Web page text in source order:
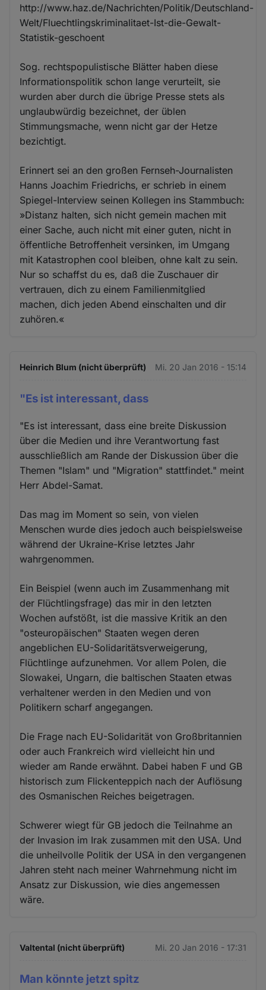
http://www.haz.de/Nachrichten/Politik/Deutschland-
Welt/Fluechtlingskriminalitaet-Ist-die-Gewalt-
Statistik-geschoent
Sog. rechtspopulistische Blätter haben diese
Informationspolitik schon lange verurteilt, sie
wurden aber durch die übrige Presse stets als
unglaubwürdig bezeichnet, der üblen
Stimmungsmache, wenn nicht gar der Hetze
bezichtigt.
Erinnert sei an den großen Fernseh-Journalisten
Hanns Joachim Friedrichs, er schrieb in einem
Spiegel-Interview seinen Kollegen ins Stammbuch:
»Distanz halten, sich nicht gemein machen mit
einer Sache, auch nicht mit einer guten, nicht in
öffentliche Betroffenheit versinken, im Umgang
mit Katastrophen cool bleiben, ohne kalt zu sein.
Nur so schaffst du es, daß die Zuschauer dir
vertrauen, dich zu einem Familienmitglied
machen, dich jeden Abend einschalten und dir
zuhören.«
Heinrich Blum (nicht überprüft) Mi. 20 Jan 2016 - 15:14
"Es ist interessant, dass
"Es ist interessant, dass eine breite Diskussion
über die Medien und ihre Verantwortung fast
ausschließlich am Rande der Diskussion über die
Themen "Islam" und "Migration" stattfindet." meint
Herr Abdel-Samat.
Das mag im Moment so sein, von vielen
Menschen wurde dies jedoch auch beispielsweise
während der Ukraine-Krise letztes Jahr
wahrgenommen.
Ein Beispiel (wenn auch im Zusammenhang mit
der Flüchtlingsfrage) das mir in den letzten
Wochen aufstößt, ist die massive Kritik an den
"osteuropäischen" Staaten wegen deren
angeblichen EU-Solidaritätsverweigerung,
Flüchtlinge aufzunehmen. Vor allem Polen, die
Slowakei, Ungarn, die baltischen Staaten etwas
verhaltener werden in den Medien und von
Politikern scharf angegangen.
Die Frage nach EU-Solidarität von Großbritannien
oder auch Frankreich wird vielleicht hin und
wieder am Rande erwähnt. Dabei haben F und GB
historisch zum Flickenteppich nach der Auflösung
des Osmanischen Reiches beigetragen.
Schwerer wiegt für GB jedoch die Teilnahme an
der Invasion im Irak zusammen mit den USA. Und
die unheilvolle Politik der USA in den vergangenen
Jahren steht nach meiner Wahrnehmung nicht im
Ansatz zur Diskussion, wie dies angemessen
wäre.
Valtental (nicht überprüft) Mi. 20 Jan 2016 - 17:31
Man könnte jetzt spitz